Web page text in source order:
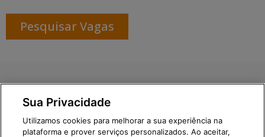
Pesquisar Vagas
Para mais especificações visite nossa Homepage |
de Privacidade | Direito e Responsabilidade dos
Pacientes
Sua Privacidade
Utilizamos cookies para melhorar a sua experiência na
plataforma e prover serviços personalizados. Ao aceitar,